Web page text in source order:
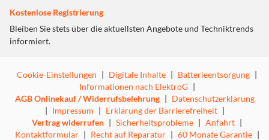
von nur 0,54 kWh.
Technische Änderungen vorbehalten; Wir übernehmen keine
Haftung für die Richtigkeit der bereitgestellten Informationen.
Halbe Beladung
Kostenlose Registrierung
Bleiben Sie stets über die aktuellsten Angebote und Techniktrends
informiert.
Cookie-Einstellungen | Digitale Inhalte | Batterieentsorgung |
Informationen nach ElektroG |
AGB Onlinekauf / Widerrufsbelehrung | Datenschutzerklärung
| Impressum | Erklärung der Barrierefreiheit |
Vertrag widerrufen | Sicherheitsprobleme | Anfahrt |
Kontaktformular | Recht auf Reparatur | 60 Monate Garantie |